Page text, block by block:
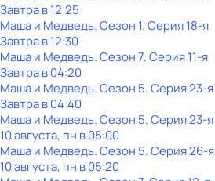
Завтра в 12:25
Маша и Медведь. Сезон 1. Серия 18-я
Завтра в 12:30
Маша и Медведь. Сезон 7. Серия 11-я
Завтра в 04:20
Маша и Медведь. Сезон 5. Серия 23-я
Завтра в 04:40
Маша и Медведь. Сезон 5. Серия 23-я
10 августа, пн в 05:00
Маша и Медведь. Сезон 5. Серия 26-я
10 августа, пн в 05:20